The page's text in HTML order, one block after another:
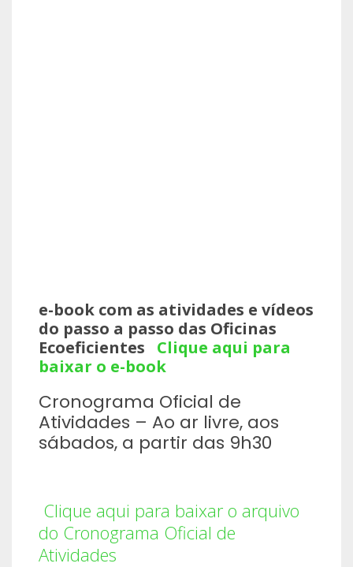
e-book com as atividades e vídeos
do passo a passo das Oficinas
Ecoeficientes Clique aqui para
baixar o e-book
Cronograma Oficial de
Atividades – Ao ar livre, aos
sábados, a partir das 9h30
Clique aqui para baixar o arquivo
do Cronograma Oficial de
Atividades